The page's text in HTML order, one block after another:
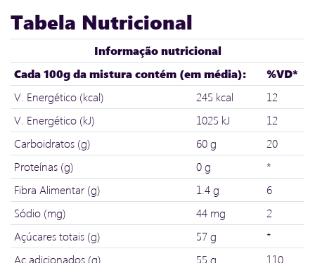
Tabela Nutricional
Informação nutricional
Cada 100g da mistura contém (em média):
%VD*
V. Energético (kcal)
245 kcal
12
V. Energético (kJ)
1025 kJ
12
Carboidratos (g)
60 g
20
Proteínas (g)
0 g
*
Fibra Alimentar (g)
1.4 g
6
Sódio (mg)
44 mg
2
Açúcares totais (g)
57 g
*
Aç adicionados (g)
55 g 110